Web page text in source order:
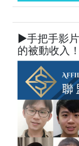
►手把手影
的被動收入